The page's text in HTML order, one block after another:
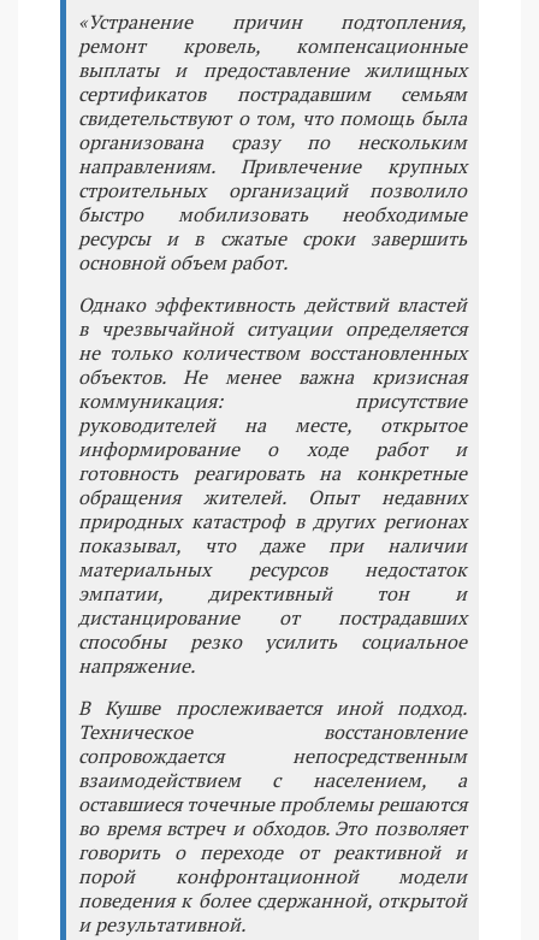
«Устранение причин подтопления,
ремонт кровель, компенсационные
выплаты и предоставление жилищных
сертификатов пострадавшим семьям
свидетельствуют о том, что помощь была
организована сразу по нескольким
направлениям. Привлечение крупных
строительных организаций позволило
быстро мобилизовать необходимые
ресурсы и в сжатые сроки завершить
основной объем работ.
Однако эффективность действий властей
в чрезвычайной ситуации определяется
не только количеством восстановленных
объектов. Не менее важна кризисная
коммуникация: присутствие
руководителей на месте, открытое
информирование о ходе работ и
готовность реагировать на конкретные
обращения жителей. Опыт недавних
природных катастроф в других регионах
показывал, что даже при наличии
материальных ресурсов недостаток
эмпатии, директивный тон и
дистанцирование от пострадавших
способны резко усилить социальное
напряжение.
В Кушве прослеживается иной подход.
Техническое восстановление
сопровождается непосредственным
взаимодействием с населением, а
оставшиеся точечные проблемы решаются
во время встреч и обходов. Это позволяет
говорить о переходе от реактивной и
порой конфронтационной модели
поведения к более сдержанной, открытой
и результативной.